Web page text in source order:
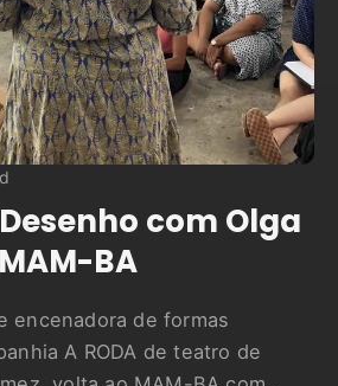
com Olga
BA
encenadora de formas
A RODA de teatro de